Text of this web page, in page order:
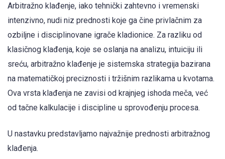
Arbitražno klađenje, iako tehnički zahtevno i vremenski
intenzivno, nudi niz prednosti koje ga čine privlačnim za
ozbiljne i disciplinovane igrače kladionice. Za razliku od
klasičnog klađenja, koje se oslanja na analizu, intuiciju ili
sreću, arbitražno klađenje je sistemska strategija bazirana
na matematičkoj preciznosti i tržišnim razlikama u kvotama.
Ova vrsta klađenja ne zavisi od krajnjeg ishoda meča, već
od tačne kalkulacije i discipline u sprovođenju procesa.
U nastavku predstavljamo najvažnije prednosti arbitražnog
klađenja.